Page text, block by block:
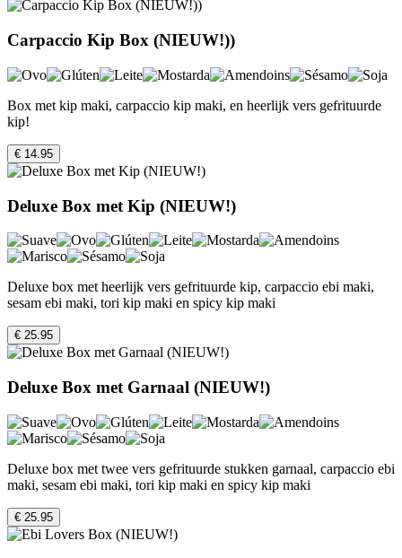
Carpaccio Kip Box (NIEUW!))
Box met kip maki, carpaccio kip maki, en heerlijk vers gefrituurde
kip!
€ 14.95
Deluxe Box met Kip (NIEUW!)
Deluxe box met heerlijk vers gefrituurde kip, carpaccio ebi maki,
sesam ebi maki, tori kip maki en spicy kip maki
€ 25.95
Deluxe Box met Garnaal (NIEUW!)
Deluxe box met twee vers gefrituurde stukken garnaal, carpaccio ebi
maki, sesam ebi maki, tori kip maki en spicy kip maki
€ 25.95